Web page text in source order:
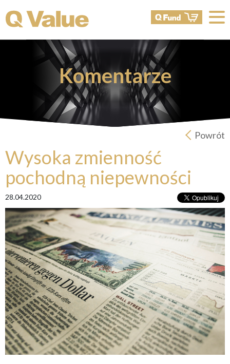
Komentarze
Powrót
Wysoka zmienność
pochodną niepewności
28.04.2020